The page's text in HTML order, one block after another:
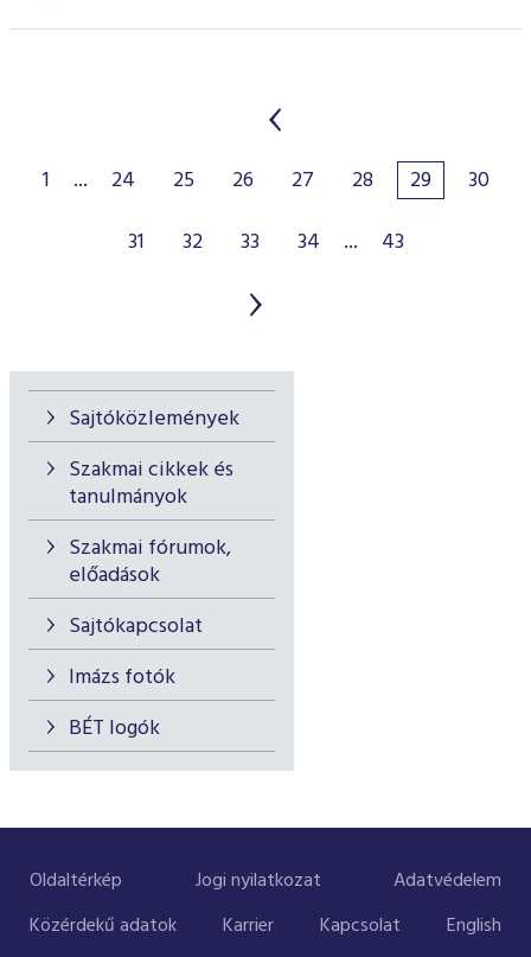
Sajtóközlemények
Szakmai cikkek és
tanulmányok
Szakmai fórumok,
előadások
Sajtókapcsolat
Imázs fotók
BÉT logók
1 ... 24 25 26 27 28 29
30
31
32 33 34 ... 43
Oldaltérkép Jogi nyilatkozat
Adatvédelem
Közérdekű adatok
Karrier Kapcsolat English